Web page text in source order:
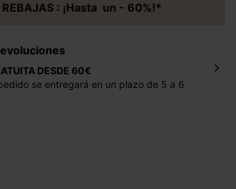
REBAJAS : ¡Hasta un - 60%!*
DESDE 60€
se entregará en un plazo de 5 a 6